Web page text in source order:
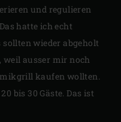
und regulieren
hatte ich echt
sollten wieder abgeholt
weil ausser mir noch
kaufen wollten.
bis 30 Gäste. Das ist